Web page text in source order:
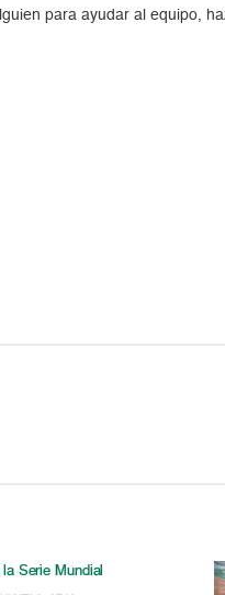
para ayudar al equipo,
Serie Mundial